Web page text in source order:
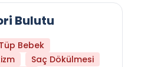
Bulutu
Tüp Bebek
Saç Dökülmesi